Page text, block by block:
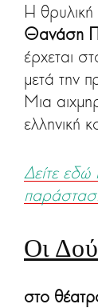
Η
Θανάση
έρχεται
μετά την
Μια
ελληνική
Δείτε εδώ
Οι
στο